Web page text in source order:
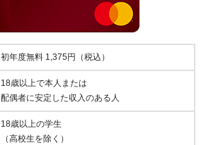
初年度無料 1,375円（税込）
18歳以上で本人または
配偶者に安定した収入のある人
18歳以上の学生
（高校生を除く）